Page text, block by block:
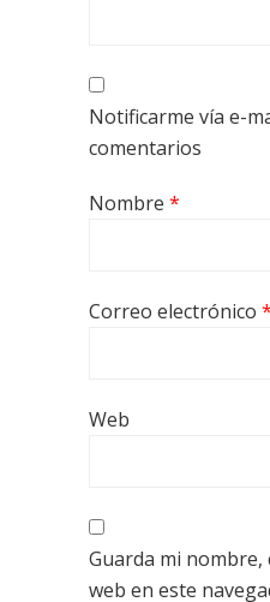
Notificarme vía e-
comentarios
Nombre *
Correo electrónico *
Web
Guarda mi
web en este